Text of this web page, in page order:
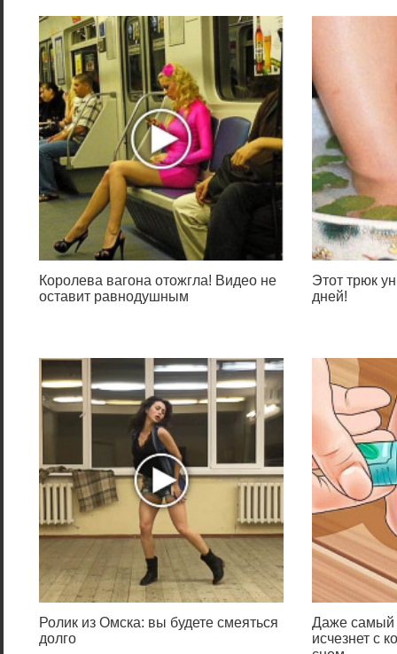
Королева вагона отожгла! Видео не
оставит равнодушным
Этот трюк
дней!
Ролик из Омска: вы будете смеяться
долго
Даже самый
исчезнет с